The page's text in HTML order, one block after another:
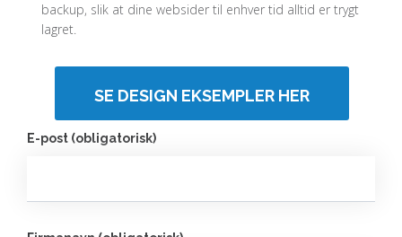
backup, slik at dine websider til enhver tid alltid er trygt
lagret.
SE DESIGN EKSEMPLER HER
E-post (obligatorisk)